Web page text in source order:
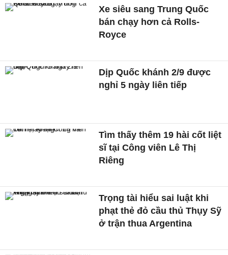
Xe siêu sang Trung Quốc
bán chạy hơn cả Rolls-
Royce
Dịp Quốc khánh 2/9 được
nghỉ 5 ngày liên tiếp
Tìm thấy thêm 19 hài cốt liệt
sĩ tại Công viên Lê Thị
Riêng
Trọng tài hiểu sai luật khi
phạt thẻ đỏ cầu thủ Thụy Sỹ
ở trận thua Argentina